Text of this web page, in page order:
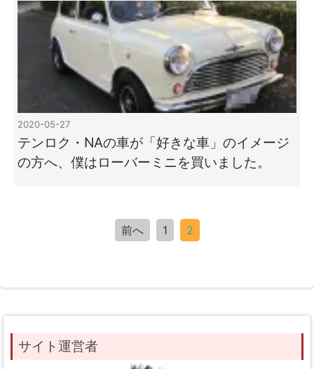
2020-05-27
テンロク・NAの車が「好きな車」のイメージ
の方へ、僕はローバーミニを買いました。
前へ 1 2
サイト運営者